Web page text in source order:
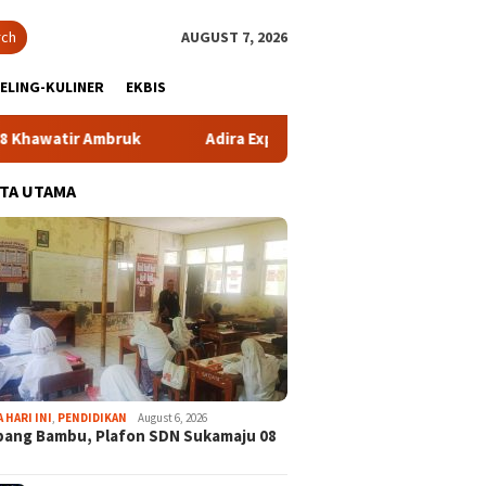
AUGUST 7, 2026
KULINER EKBIS
Ambruk Adira Expo Merdeka Tawarkan Bunga 1,76
UTAMA
HARI INI PENDIDIKAN August 6, 2026
Bambu, Plafon SDN Sukamaju 08